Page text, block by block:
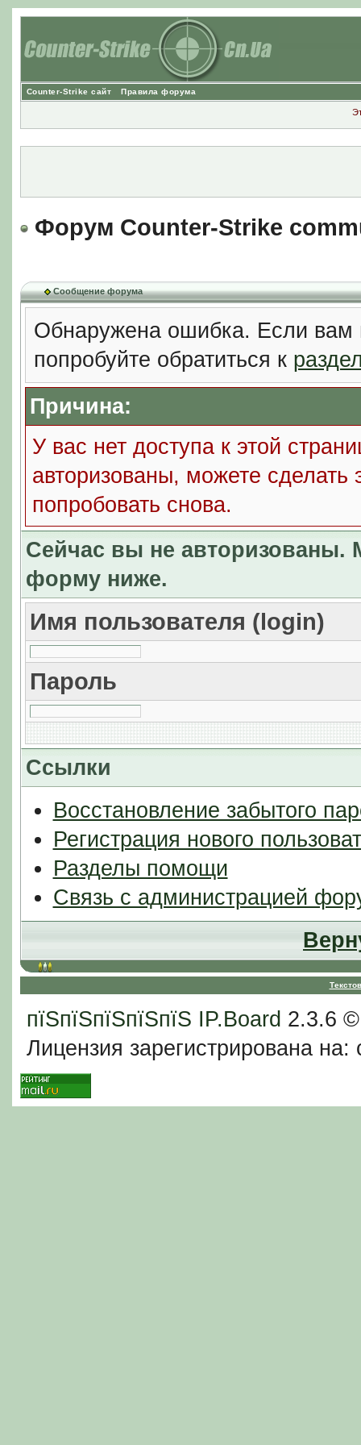
Counter-Strike сайт Правила форума
Форум Counter-Strike
Сообщение форума
Обнаружена ошибка. Если вам
попробуйте обратиться к
Причина:
У вас нет доступа к этой
авторизованы, можете
попробовать снова.
Сейчас вы не авторизованы.
форму ниже.
Имя пользователя (login)
Пароль
Ссылки
Восстановление забытого
Регистрация нового
Разделы помощи
Связь с администрацией
пїЅпїЅпїЅпїЅпїЅ IP.Board 2.3.6
Лицензия зарегистрирована